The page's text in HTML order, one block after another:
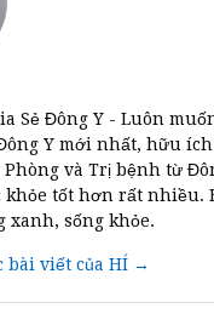
Sẻ Đông Y - Luôn
Y mới nhất, hữu
và Trị bệnh từ
khỏe tốt hơn rất nhiều.
xanh, sống khỏe.
bài viết của HÍ →